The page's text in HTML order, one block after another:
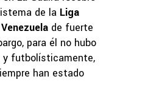
de la Liga
de fuerte
para él no hubo
y futbolísticamente,
han estado